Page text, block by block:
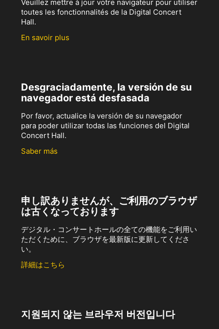
Veuillez mettre à jour votre navigateur pour utiliser
toutes les fonctionnalités de la Digital Concert
Hall.
En savoir plus
Desgraciadamente, la versión de su
navegador está desfasada
Por favor, actualice la versión de su navegador
para poder utilizar todas las funciones del Digital
Concert Hall.
Saber más
申し訳ありませんが、ご利用のブラウザ
は古くなっております
デジタル・コンサートホールの全ての機能をご利用い
ただくために、ブラウザを最新版に更新してくださ
い。
詳細はこちら
지원되지 않는 브라우저 버전입니다